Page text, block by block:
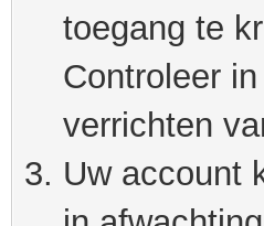
toegang te
Controleer
verrichten
Uw account